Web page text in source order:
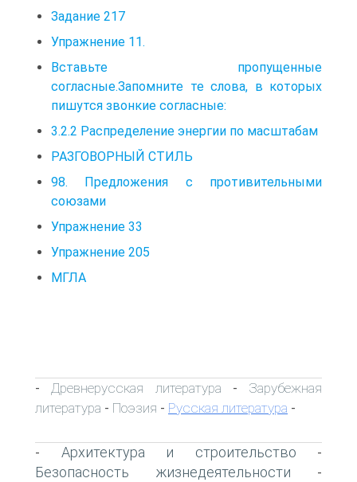
Задание 217
Упражнение 11.
Вставьте пропущенные
согласные.Запомните те слова, в которых
пишутся звонкие согласные:
3.2.2 Распределение энергии по масштабам
РАЗГОВОРНЫЙ СТИЛЬ
98. Предложения с противительными
союзами
Упражнение 33
Упражнение 205
МГЛА
- Древнерусская литература - Зарубежная
литература - Поэзия - Русская литература -
- Архитектура и строительство -
Безопасность жизнедеятельности -